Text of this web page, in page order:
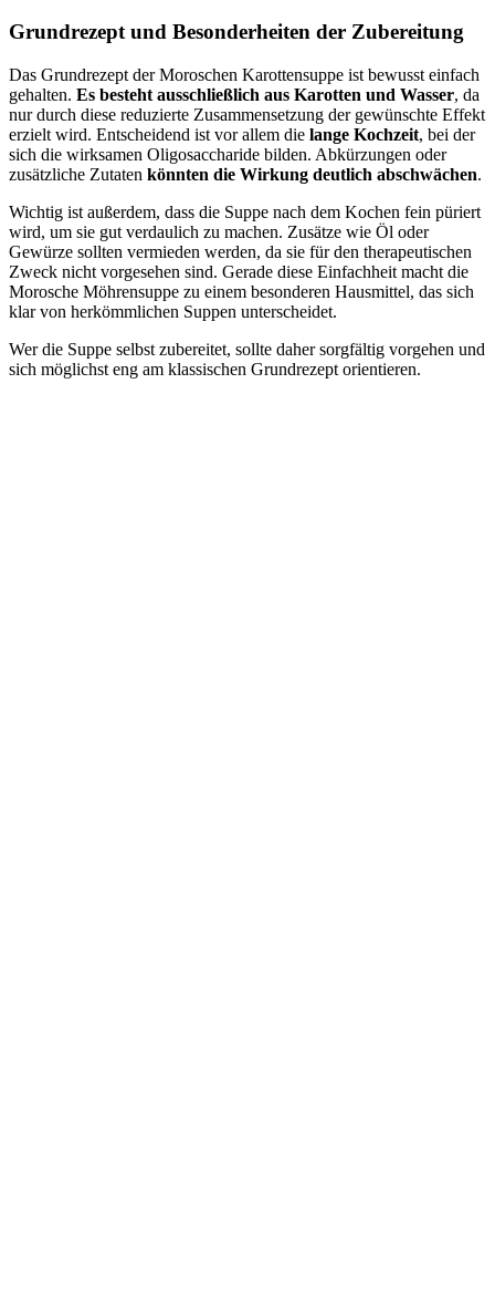
Grundrezept und Besonderheiten der Zubereitung
Das Grundrezept der Moroschen Karottensuppe ist bewusst einfach
gehalten. Es besteht ausschließlich aus Karotten und Wasser, da
nur durch diese reduzierte Zusammensetzung der gewünschte Effekt
erzielt wird. Entscheidend ist vor allem die lange Kochzeit, bei der
sich die wirksamen Oligosaccharide bilden. Abkürzungen oder
zusätzliche Zutaten könnten die Wirkung deutlich abschwächen.
Wichtig ist außerdem, dass die Suppe nach dem Kochen fein püriert
wird, um sie gut verdaulich zu machen. Zusätze wie Öl oder
Gewürze sollten vermieden werden, da sie für den therapeutischen
Zweck nicht vorgesehen sind. Gerade diese Einfachheit macht die
Morosche Möhrensuppe zu einem besonderen Hausmittel, das sich
klar von herkömmlichen Suppen unterscheidet.
Wer die Suppe selbst zubereitet, sollte daher sorgfältig vorgehen und
sich möglichst eng am klassischen Grundrezept orientieren.